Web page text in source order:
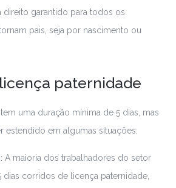
direito garantido para todos os
pais, seja por nascimento ou
paternidade
uma duração mínima de 5 dias, mas
estendido em algumas situações:
A maioria dos trabalhadores do setor
dias corridos de licença paternidade,